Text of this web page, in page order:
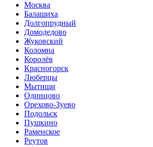
Москва
Балашиха
Долгопрудный
Домодедово
Жуковский
Коломна
Королёв
Красногорск
Люберцы
Мытищи
Одинцово
Орехово-Зуево
Подольск
Пушкино
Раменское
Реутов